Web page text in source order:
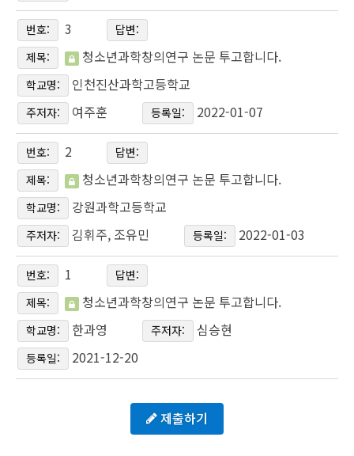
번호: 3
답변:
제목:
청소년과학창의연구 논문 투고합니다.
학교명: 인천진산과학고등학교
주저자: 여주훈 등록일: 2022-01-07
번호: 2
답변:
제목:
청소년과학창의연구 논문 투고합니다.
학교명: 강원과학고등학교
주저자: 김휘주, 조유민 등록일: 2022-01-03
번호: 1
답변:
제목:
청소년과학창의연구 논문 투고합니다.
학교명: 한과영 주저자: 심승현
등록일: 2021-12-20
제출하기